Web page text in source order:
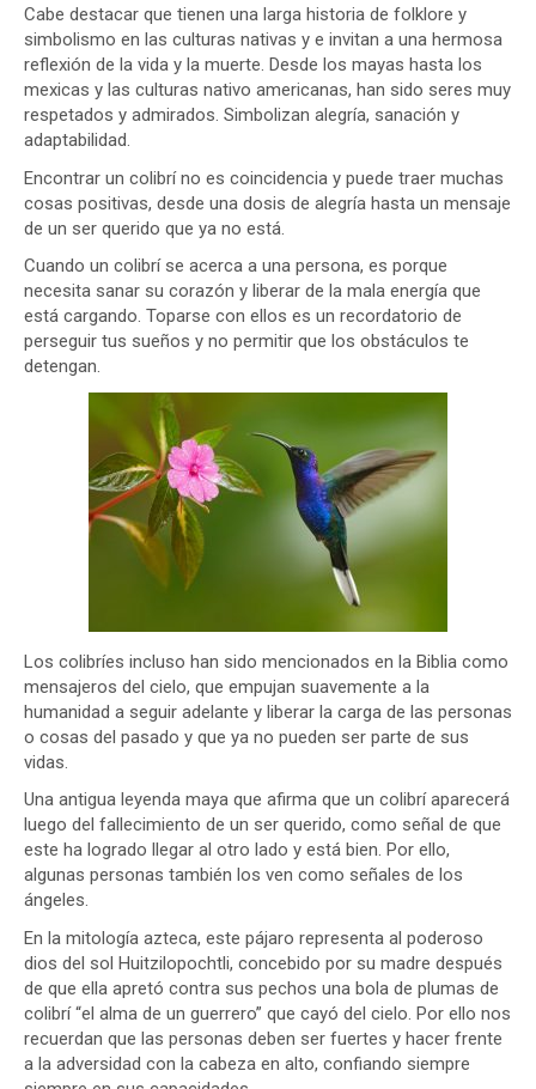
Cabe destacar que tienen una larga historia de folklore y
simbolismo en las culturas nativas y e invitan a una hermosa
reflexión de la vida y la muerte. Desde los mayas hasta los
mexicas y las culturas nativo americanas, han sido seres muy
respetados y admirados. Simbolizan alegría, sanación y
adaptabilidad.
Encontrar un colibrí no es coincidencia y puede traer muchas
cosas positivas, desde una dosis de alegría hasta un mensaje
de un ser querido que ya no está.
Cuando un colibrí se acerca a una persona, es porque
necesita sanar su corazón y liberar de la mala energía que
está cargando. Toparse con ellos es un recordatorio de
perseguir tus sueños y no permitir que los obstáculos te
detengan.
Los colibríes incluso han sido mencionados en la Biblia como
mensajeros del cielo, que empujan suavemente a la
humanidad a seguir adelante y liberar la carga de las personas
o cosas del pasado y que ya no pueden ser parte de sus
vidas.
Una antigua leyenda maya que afirma que un colibrí aparecerá
luego del fallecimiento de un ser querido, como señal de que
este ha logrado llegar al otro lado y está bien. Por ello,
algunas personas también los ven como señales de los
ángeles.
En la mitología azteca, este pájaro representa al poderoso
dios del sol Huitzilopochtli, concebido por su madre después
de que ella apretó contra sus pechos una bola de plumas de
colibrí “el alma de un guerrero” que cayó del cielo. Por ello nos
recuerdan que las personas deben ser fuertes y hacer frente
a la adversidad con la cabeza en alto, confiando siempre